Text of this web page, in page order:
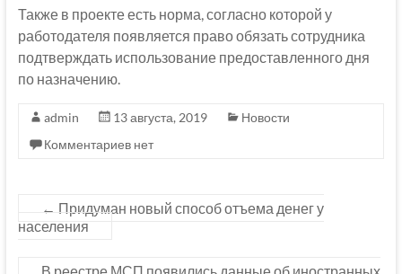
Также в проекте есть норма, согласно которой у
работодателя появляется право обязать сотрудника
подтверждать использование предоставленного дня
по назначению.
admin 13 августа, 2019
Новости
Комментариев нет
← Придуман новый способ отъема денег у
населения